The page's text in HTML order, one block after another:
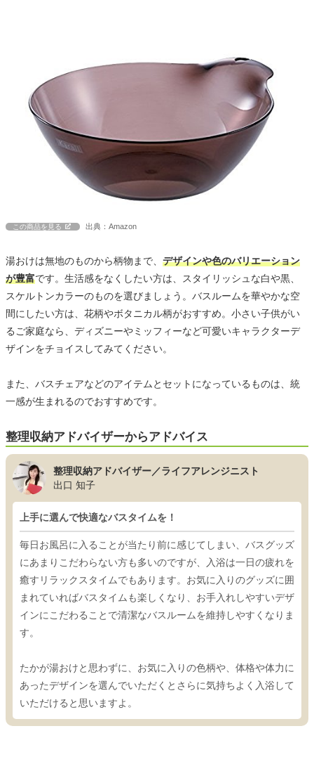
この商品を見る 出典：Amazon
湯おけは無地のものから柄物まで、 デザインや色のバリエーション
が豊富です。生活感をなくしたい方は、スタイリッシュな白や黒、
スケルトンカラーのものを選びましょう。バスルームを華やかな空
間にしたい方は、花柄やボタニカル柄がおすすめ。小さい子供がい
るご家庭なら、ディズニーやミッフィーなど可愛いキャラクターデ
ザインをチョイスしてみてください。
また、バスチェアなどのアイテムとセットになっているものは、統
一感が生まれるのでおすすめです。
整理収納アドバイザーからアドバイス
整理収納アドバイザー／ライフアレンジニスト
出口 知子
上手に選んで快適なバスタイムを！
毎日お風呂に入ることが当たり前に感じてしまい、バスグッズ
にあまりこだわらない方も多いのですが、入浴は一日の疲れを
癒すリラックスタイムでもあります。お気に入りのグッズに囲
まれていればバスタイムも楽しくなり、お手入れしやすいデザ
インにこだわることで清潔なバスルームを維持しやすくなりま
す。
たかが湯おけと思わずに、お気に入りの色柄や、体格や体力に
あったデザインを選んでいただくとさらに気持ちよく入浴して
いただけると思いますよ。